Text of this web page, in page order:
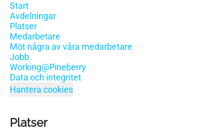
Start
Avdelningar
Platser
Medarbetare
Möt några av våra medarbetare
Jobb
Working@Pineberry
Data och integritet
Hantera cookies
Platser